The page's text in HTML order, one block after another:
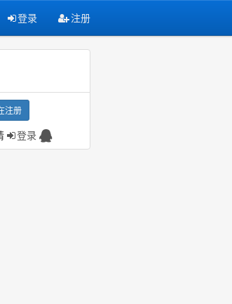
登录 注册
注册
登录